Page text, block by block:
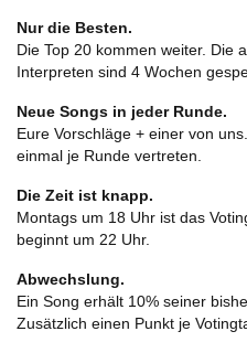
Nur die Besten.
Die Top 20 kommen weiter. Die
Interpreten sind 4 Wochen
Neue Songs in jeder Runde.
Eure Vorschläge + einer von
einmal je Runde vertreten.
Die Zeit ist knapp.
Montags um 18 Uhr ist das
beginnt um 22 Uhr.
Abwechslung.
Ein Song erhält 10% seiner
Zusätzlich einen Punkt je